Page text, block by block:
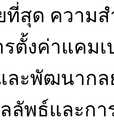
สุด ความส
ตั้งค่าแคม
ละพัฒนากล
ลัพธ์และก